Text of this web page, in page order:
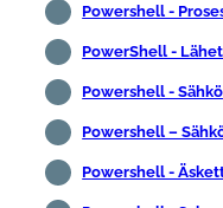
Powershell -
PowerShell -
Powershell -
Powershell –
Powershell -